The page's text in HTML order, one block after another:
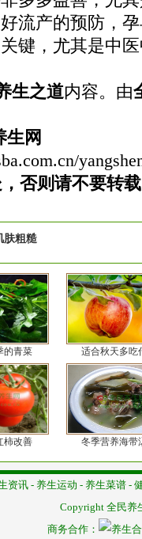
流产的预防，
键，尤其是中
生之道内容。由
生网
否则请不要转
肤粗糙
的青菜 适合秋天多吃
柿改善 冬季营养海带
资讯 - 养生运动 - 养生菜谱 -
Copyright 全民养
商务合作：